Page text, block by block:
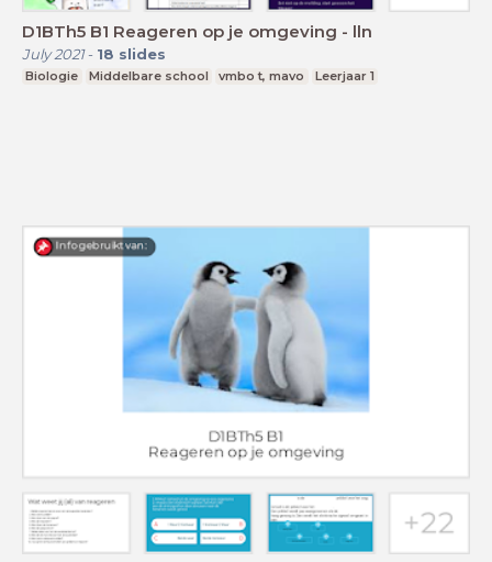
D1BTh5 B1 Reageren op je omgeving - lln
July 2021- 18 slides
Biologie Middelbare school vmbo t, mavo Leerjaar 1